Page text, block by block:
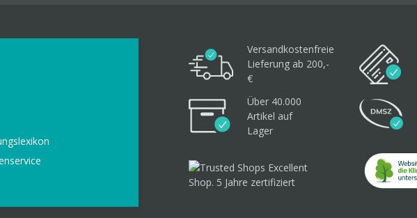
Versandkostenfreie
Lieferung ab 200,-
€
Über 40.000
Artikel auf
Lager